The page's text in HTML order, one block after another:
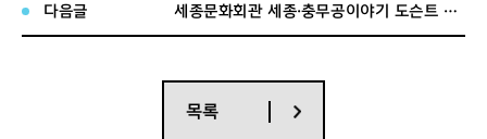
채용분야 담 당 직 무 비고
단장을 보좌하며 공연창작에 참여
단원의 연습 및 공연을 지도
다음글 세종문화회관 세종·충무공이야기 도슨트 모집 공고
목록